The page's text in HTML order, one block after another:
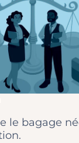
le bagage